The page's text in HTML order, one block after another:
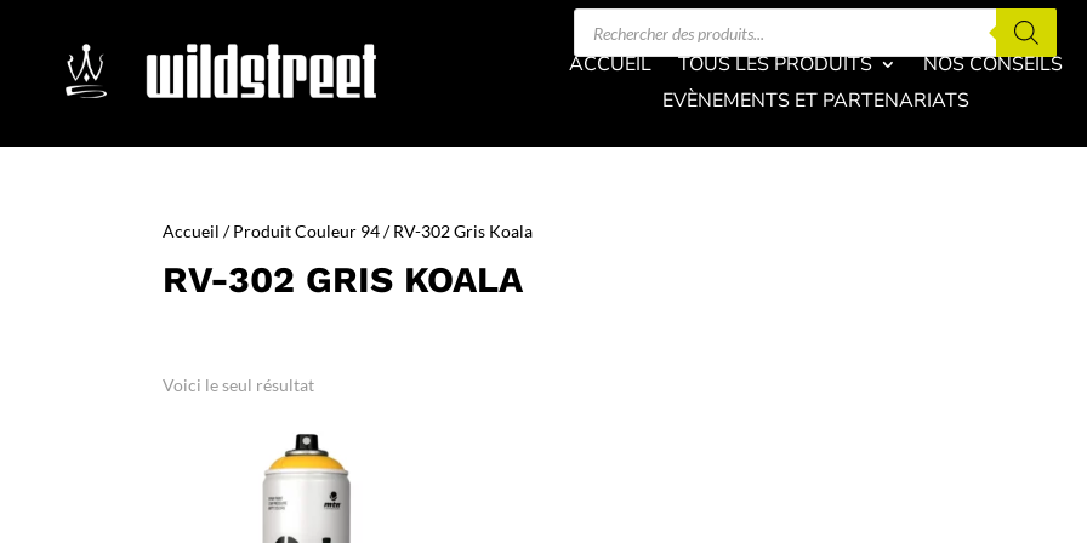
Recherche
ACCUEIL TOUS LES PRODUITS
NOS CONSEILS
EVÈNEMENTS ET PARTENARIATS
Accueil / Produit Couleur 94 / RV-302 Gris Koala
RV-302 GRIS KOALA
Voici le seul résultat